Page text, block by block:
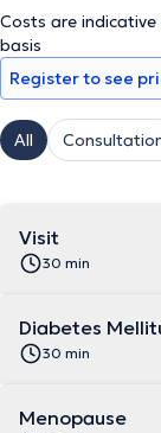
Costs are
basis
Register to see
All
Visit
30 min
Diabetes
30 min
Menopause